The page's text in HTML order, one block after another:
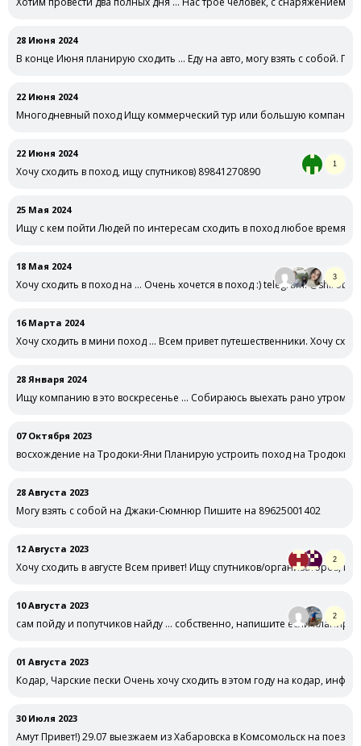
28 Июня 2024
В конце Июня планирую сходить … Еду на авто, могу взять с собой.
22 Июня 2024
Многодневный поход Ищу коммерческий тур или большую компанию
22 Июня 2024
Хочу сходить в поход, ищу спутников) 89841270890
1
25 Мая 2024
Ищу с кем пойти Людей по интересам сходить в поход любое время
18 Мая 2024
Хочу сходить в поход на … Очень хочется в поход :) telegram:
3
16 Марта 2024
Хочу сходить в мини поход … Всем привет путешественники. Хочу
28 Января 2024
Ищу компанию в это воскресенье … Собираюсь выехать рано утром в
07 Октября 2023
восхождение на Тродоки-Яни Планирую устроить поход на Тродоки
28 Августа 2023
Могу взять с собой на Джаки-Сюмнюр Пишите на 89625001402
12 Августа 2023
Хочу сходить в августе Всем привет! Ищу спутников/организаторов,
2
10 Августа 2023
сам пойду и попутчиков найду … собственно, напишите если
2
01 Августа 2023
Кодар, Чарские пески Очень хочу сходить в этом году на кодар,
30 Июля 2023
Амут Привет!) 29.07 выезжаем из Хабаровска в Комсомольск на